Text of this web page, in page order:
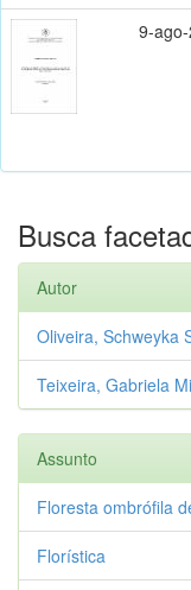
9-
Busca
Autor
Oliveira, Schweyka
Teixeira, Gabriela
Assunto
Floresta ombrófila
Florística